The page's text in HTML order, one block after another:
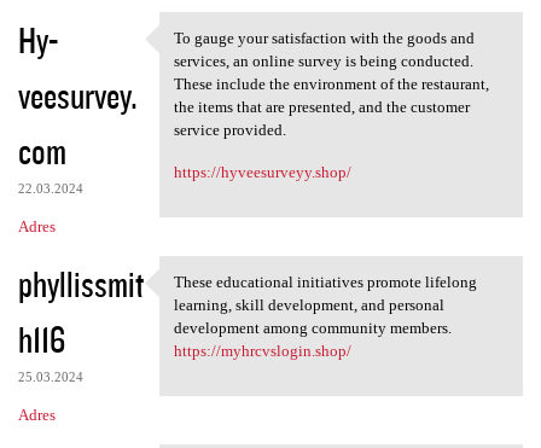
Hy-
veesurvey.
com
22.03.2024
Adres
To gauge your satisfaction
To gauge your satisfaction with the goods and
services, an online survey is being conducted.
These include the environment of the restaurant,
the items that are presented, and the customer
service provided.
https://hyveesurveyy.shop/
phyllissmit
h116
25.03.2024
Adres
These educational initiatives
These educational initiatives promote lifelong
learning, skill development, and personal
development among community members.
https://myhrcvslogin.shop/